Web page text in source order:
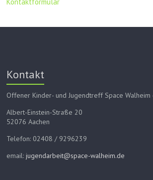
Kontaktformular
Kontakt
Offener Kinder- und Jugendtreff Space Walheim
Albert-Einstein-Straße 20
52076 Aachen
Telefon: 02408 / 9296239
email:jugendarbeit@space-walheim.de